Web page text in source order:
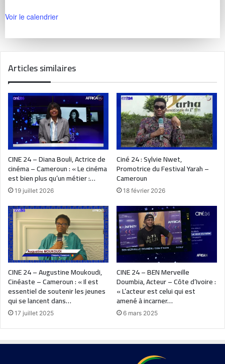
Voir le calendrier
Articles similaires
CINE 24 – Diana Bouli, Actrice de
cinéma – Cameroun : « Le cinéma
est bien plus qu’un métier :…
19 juillet 2026
Ciné 24 : Sylvie Nwet,
Promotrice du Festival Yarah –
Cameroun
18 février 2026
CINE 24 – Augustine Moukoudi,
Cinéaste – Cameroun : « Il est
essentiel de soutenir les jeunes
qui se lancent dans…
17 juillet 2025
CINE 24 – BEN Merveille
Doumbia, Acteur – Côte d’Ivoire :
« L’acteur est celui qui est
amené à incarner…
6 mars 2025